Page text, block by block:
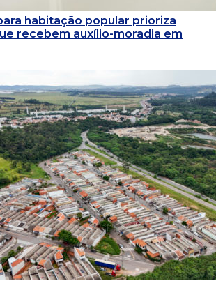
habitação popular prioriza
recebem auxílio-moradia em